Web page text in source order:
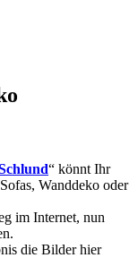
“ könnt Ihr
Wanddeko oder
im Internet, nun
die Bilder hier